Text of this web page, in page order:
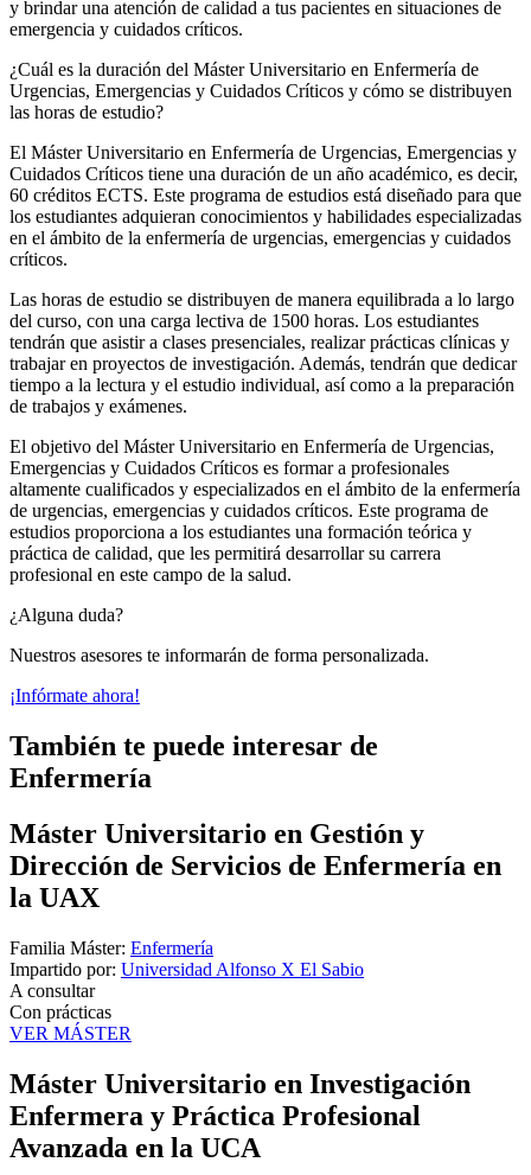
y brindar una atención de calidad a tus pacientes en situaciones de
emergencia y cuidados críticos.
¿Cuál es la duración del Máster Universitario en Enfermería de
Urgencias, Emergencias y Cuidados Críticos y cómo se distribuyen
las horas de estudio?
El Máster Universitario en Enfermería de Urgencias, Emergencias y
Cuidados Críticos tiene una duración de un año académico, es decir,
60 créditos ECTS. Este programa de estudios está diseñado para que
los estudiantes adquieran conocimientos y habilidades especializadas
en el ámbito de la enfermería de urgencias, emergencias y cuidados
críticos.
Las horas de estudio se distribuyen de manera equilibrada a lo largo
del curso, con una carga lectiva de 1500 horas. Los estudiantes
tendrán que asistir a clases presenciales, realizar prácticas clínicas y
trabajar en proyectos de investigación. Además, tendrán que dedicar
tiempo a la lectura y el estudio individual, así como a la preparación
de trabajos y exámenes.
El objetivo del Máster Universitario en Enfermería de Urgencias,
Emergencias y Cuidados Críticos es formar a profesionales
altamente cualificados y especializados en el ámbito de la enfermería
de urgencias, emergencias y cuidados críticos. Este programa de
estudios proporciona a los estudiantes una formación teórica y
práctica de calidad, que les permitirá desarrollar su carrera
profesional en este campo de la salud.
¿Alguna duda?
Nuestros asesores te informarán de forma personalizada.
¡Infórmate ahora!
También te puede interesar de
Enfermería
Máster Universitario en Gestión y
Dirección de Servicios de Enfermería en
la UAX
Familia Máster: Enfermería
Impartido por: Universidad Alfonso X El Sabio
A consultar
Con prácticas
VER MÁSTER
Máster Universitario en Investigación
Enfermera y Práctica Profesional
Avanzada en la UCA